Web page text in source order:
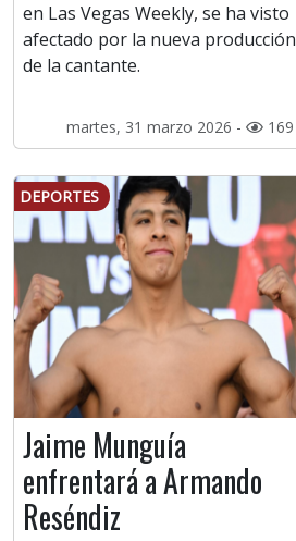
en Las Vegas Weekly, se ha visto
afectado por la nueva producción
de la cantante.
martes, 31 marzo 2026 - 169
DEPORTES
Jaime Munguía
enfrentará a Armando
Reséndiz